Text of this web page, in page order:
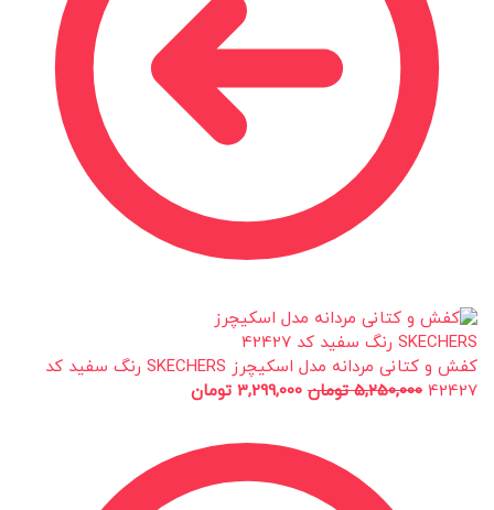
کفش و کتانی مردانه مدل اسکیچرز SKECHERS رنگ سفید کد
42427
5,250,000 تومان 3,299,000 تومان